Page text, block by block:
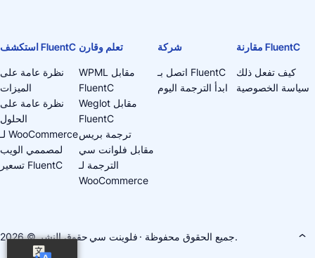
استكشف FluentC
نظرة عامة على
الميزات
نظرة عامة على
الحلول
لـ WooCommerce
لمصممي الويب
تسعير FluentC
تعلم وقارن
WPML مقابل
FluentC
Weglot مقابل
FluentC
ترجمة بريس
مقابل فلوانت سي
الترجمة لـ
WooCommerce
شركة
اتصل بـ FluentC
ابدأ الترجمة اليوم
مقارنة FluentC
كيف تفعل ذلك
سياسة الخصوصية
حقوق النشر © 2026 فلوينت سي · جميع الحقوق محفوظة.